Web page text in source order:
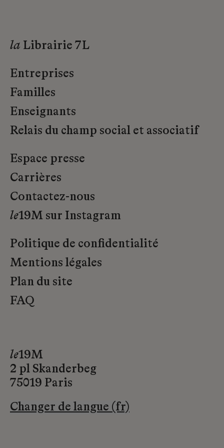
la Librairie 7L
Entreprises
Familles
Enseignants
Relais du champ social et associatif
Espace presse
Carrières
Contactez-nous
le19M sur Instagram
Politique de confidentialité
Mentions légales
Plan du site
FAQ
le19M
2 pl Skanderbeg
75019 Paris
Changer de langue (fr)